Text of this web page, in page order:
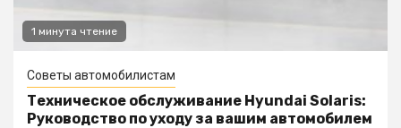
1 минута чтение
Советы автомобилистам
Техническое обслуживание Hyundai Solaris:
Руководство по уходу за вашим автомобилем